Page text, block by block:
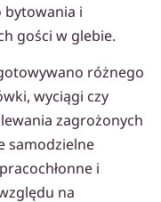
i
gości w glebie.
różnego
wyciągi czy
zagrożonych
samodzielne
i
na